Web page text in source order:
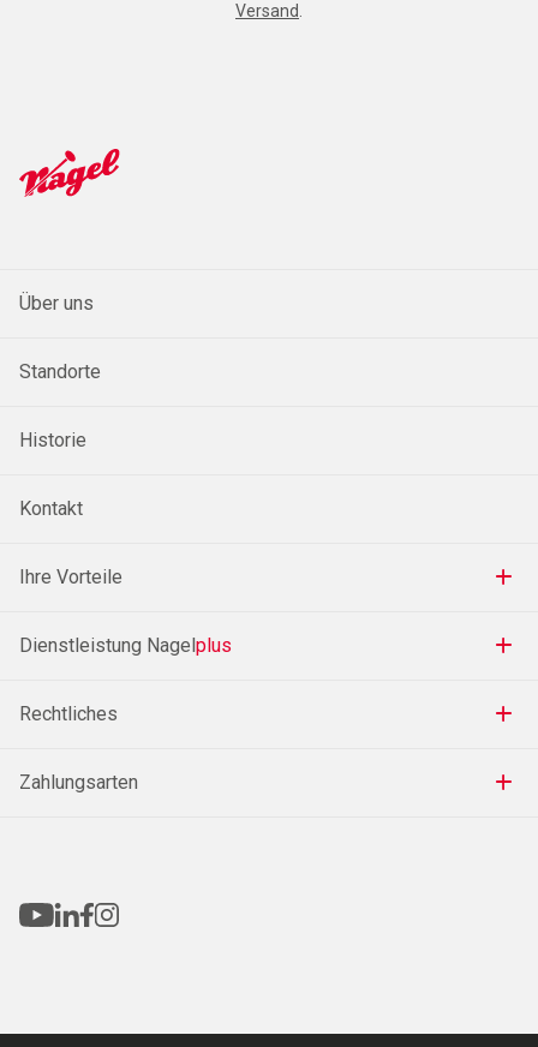
Versand
Über uns
Standorte
Historie
Kontakt
Ihre Vorteile
Dienstleistung Nagelplus
Rechtliches
Zahlungsarten